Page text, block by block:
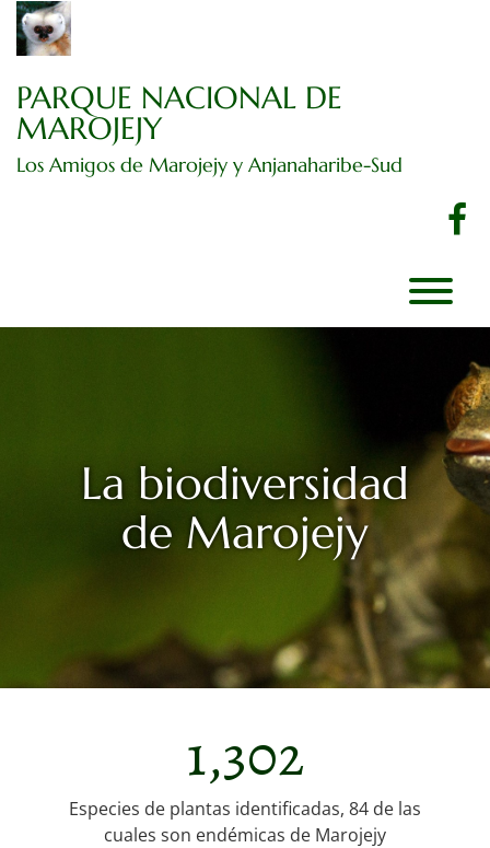
contenido
PARQUE NACIONAL DE
MAROJEJY
Los Amigos de Marojejy y Anjanaharibe-Sud
La biodiversidad
de Marojejy
1,302
Especies de plantas identificadas, 84 de las
cuales son endémicas de Marojejy